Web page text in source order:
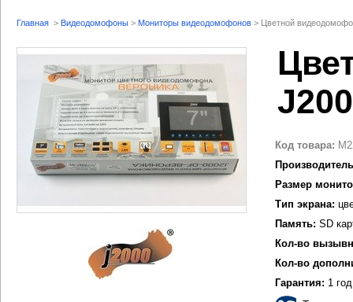
Главная > Видеодомофоны > Мониторы видеодомофонов > Цветной
Код товара:
Размер
Тип экрана:
Память: SD
Кол-во
Кол-во
Гарантия: 1 год